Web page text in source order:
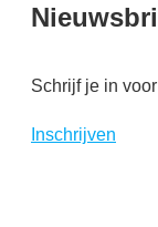
Schrijf je in
Inschrijven